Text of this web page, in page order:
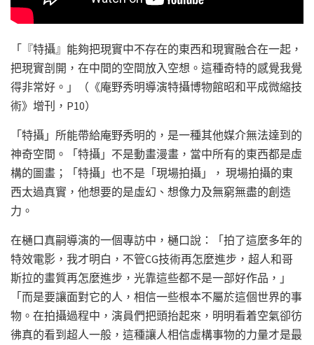
「『特攝』能夠把現實中不存在的東西和現實融合在一起，
把現實剖開，在中間的空間放入空想。這種奇特的感覺我覺
得非常好。」（《庵野秀明導演特攝博物館昭和平成微縮技
術》增刊，P10）
「特攝」所能帶給庵野秀明的，是一種其他媒介無法達到的
神奇空間。「特攝」不是動畫漫畫，當中所有的東西都是虛
構的圖畫；「特攝」也不是「現場拍攝」， 現場拍攝的東
西太過真實，他想要的是虛幻、想像力及無窮無盡的創造
力。
在樋口真嗣導演的一個專訪中，樋口說：「拍了這麼多年的
特效電影，我才明白，不管CG技術再怎麼進步，超人和哥
斯拉的畫質再怎麼進步，光靠這些都不是一部好作品，」
「而是要讓面對它的人，相信一些根本不屬於這個世界的事
物。在拍攝過程中，演員們把頭抬起來，明明看着空氣卻彷
彿真的看到超人一般，這種讓人相信虛構事物的力量才是最